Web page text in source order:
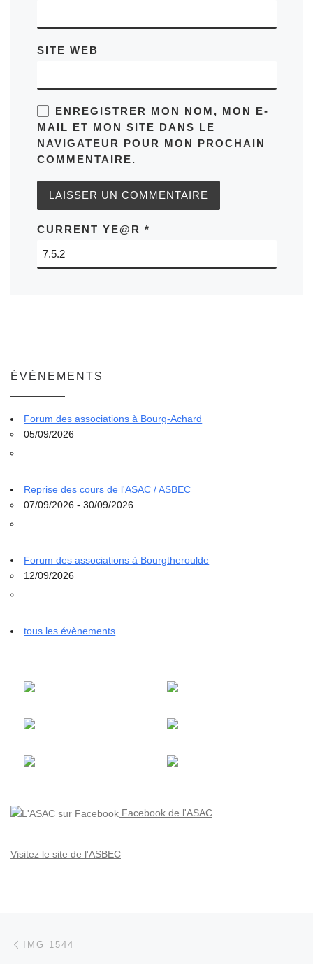
SITE WEB
ENREGISTRER MON NOM, MON E-
MAIL ET MON SITE DANS LE
NAVIGATEUR POUR MON PROCHAIN
COMMENTAIRE.
CURRENT YE@R *
ÉVÈNEMENTS
Forum des associations à Bourg-Achard
05/09/2026
Reprise des cours de l'ASAC / ASBEC
07/09/2026 - 30/09/2026
Forum des associations à Bourgtheroulde
12/09/2026
tous les évènements
Facebook de l'ASAC
Visitez le site de l'ASBEC
Parcourir les articles
IMG 1544